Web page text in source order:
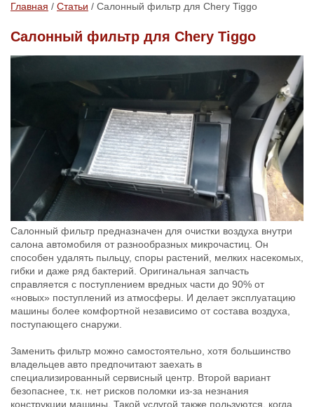
Главная / Статьи / Салонный фильтр для Chery Tiggo
Салонный фильтр для Chery Tiggo
Салонный фильтр предназначен для очистки воздуха внутри
салона автомобиля от разнообразных микрочастиц. Он
способен удалять пыльцу, споры растений, мелких насекомых,
гибки и даже ряд бактерий. Оригинальная запчасть
справляется с поступлением вредных части до 90% от
«новых» поступлений из атмосферы. И делает эксплуатацию
машины более комфортной независимо от состава воздуха,
поступающего снаружи.
Заменить фильтр можно самостоятельно, хотя большинство
владельцев авто предпочитают заехать в
специализированный сервисный центр. Второй вариант
безопаснее, т.к. нет рисков поломки из-за незнания
конструкции машины. Такой услугой также пользуются, когда